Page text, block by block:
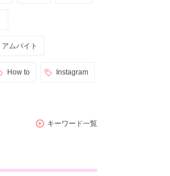
ムバイト
How to Instagram
キーワード一覧